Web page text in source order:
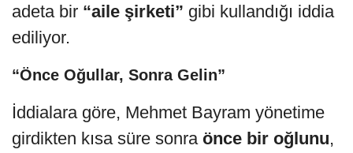
adeta bir “aile şirketi” gibi kullandığı iddia
ediliyor.
“Önce Oğullar, Sonra Gelin”
İddialara göre, Mehmet Bayram yönetime
girdikten kısa süre sonra önce bir oğlunu,